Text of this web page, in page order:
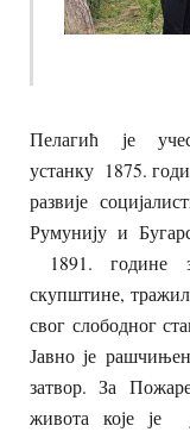
Пелагић је
устанку 1875.
развије
Румунију и
1891. године
скупштине,
свог слободног
Јавно је
затвор. За
живота које је